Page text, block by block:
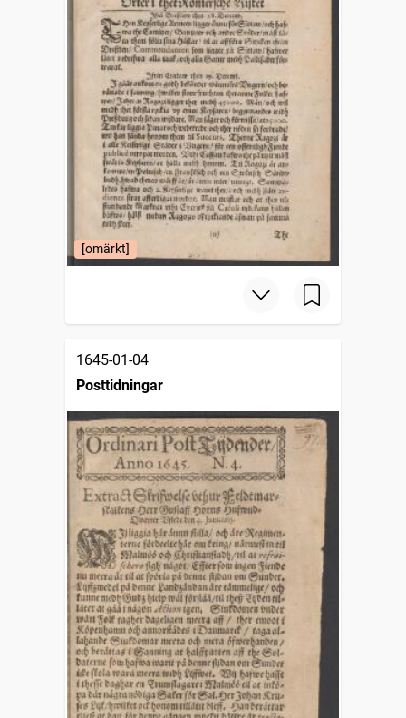
[omärkt]
1645-01-04
Posttidningar